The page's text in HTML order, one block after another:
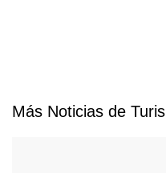
Más Noticias de